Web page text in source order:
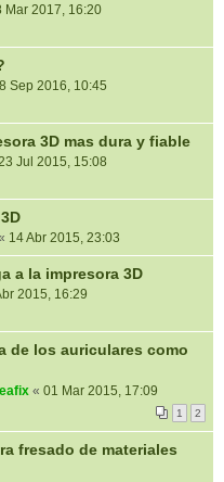
Mar 2017, 16:20
Sep 2016, 10:45
3D mas dura y fiable
Jul 2015, 15:08
14 Abr 2015, 23:03
a la impresora 3D
2015, 16:29
de los auriculares como
« 01 Mar 2015, 17:09
1 2
fresado de materiales